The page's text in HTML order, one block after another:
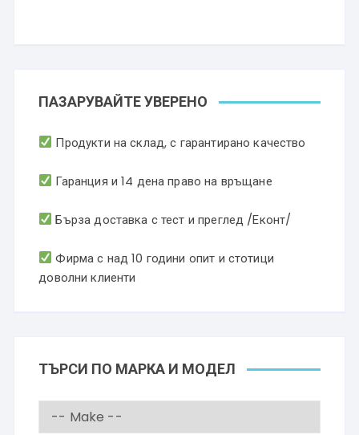
ПАЗАРУВАЙТЕ УВЕРЕНО
Продукти на склад, с гарантирано качество
Гаранция и 14 дена право на връщане
Бърза доставка с тест и преглед /Еконт/
Фирма с над 10 години опит и стотици
доволни клиенти
ТЪРСИ ПО МАРКА И МОДЕЛ